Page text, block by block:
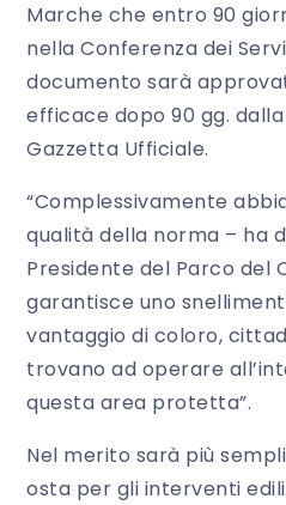
Marche che entro 90
nella Conferenza dei
documento sarà
efficace dopo 90 gg.
Gazzetta Ufficiale.
“Complessivamente
qualità della norma – ha
Presidente del Parco del
garantisce uno
vantaggio di coloro,
trovano ad operare
questa area protetta”.
Nel merito sarà più
osta per gli interventi